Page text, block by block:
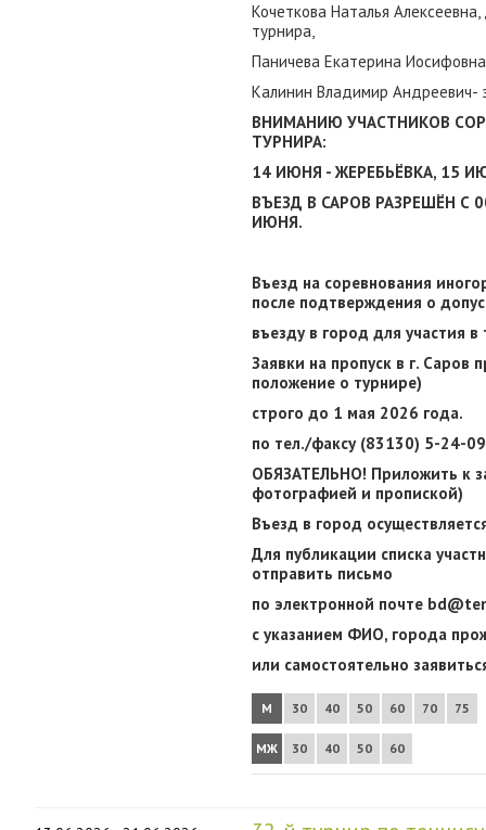
Кочеткова Наталья
турнира,
Паничева Екатерина
Калинин Владимир Андреевич-
ВНИМАНИЮ УЧАСТНИКОВ
ТУРНИРА:
14 ИЮНЯ - ЖЕРЕБЬЁВКА, 15
ВЪЕЗД В САРОВ РАЗРЕШЁН С
ИЮНЯ.
Въезд на соревнования
после подтверждения о
въезду в город для
Заявки на пропуск в г. Саров
положение о турнире)
строго до 1 мая 2026 года.
по тел./факсу (83130) 5-24-
ОБЯЗАТЕЛЬНО! Приложить к
фотографией и пропиской)
Въезд в город
Для публикации списка
отправить письмо
по электронной почте
с указанием ФИО, города
или самостоятельно
М 30 40 50 60 70 75
МЖ 30 40 50 60